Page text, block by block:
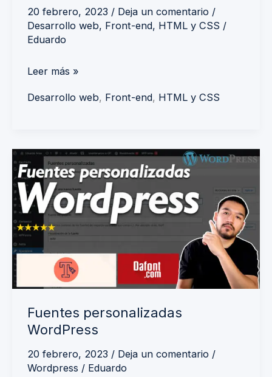
20 febrero, 2023 / Deja un comentario /
Desarrollo web, Front-end, HTML y CSS /
Eduardo
Leer más »
Desarrollo web, Front-end, HTML y CSS
Fuentes personalizadas
WordPress
20 febrero, 2023 / Deja un comentario /
Wordpress / Eduardo
Fuentes
personalizadas
WordPress